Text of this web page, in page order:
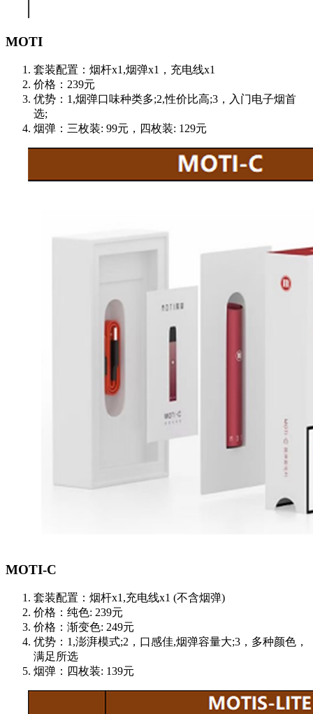
MOTI
套装配置：烟杆x1,烟弹x1，充电线x1
价格：239元
优势：1,烟弹口味种类多;2,性价比高;3，入门电子烟首
选;
烟弹：三枚装: 99元，四枚装: 129元
MOTI-C
套装配置：烟杆x1,充电线x1 (不含烟弹)
价格：纯色: 239元
价格：渐变色: 249元
优势：1,澎湃模式;2，口感佳,烟弹容量大;3，多种颜色，
满足所选
烟弹：四枚装: 139元